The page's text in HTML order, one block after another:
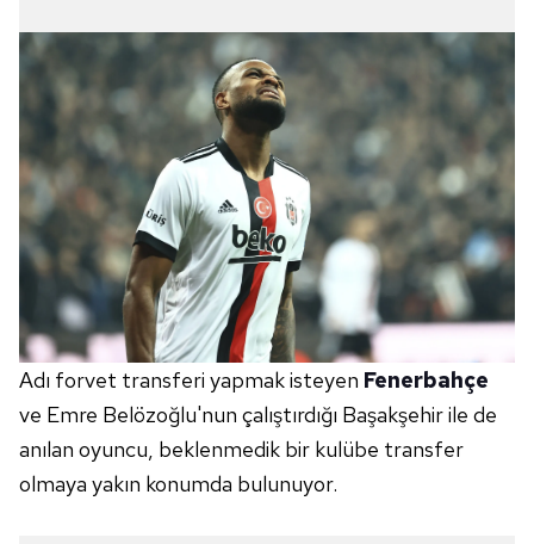
Adı forvet transferi yapmak isteyen Fenerbahçe
ve Emre Belözoğlu'nun çalıştırdığı Başakşehir ile de
anılan oyuncu, beklenmedik bir kulübe transfer
olmaya yakın konumda bulunuyor.